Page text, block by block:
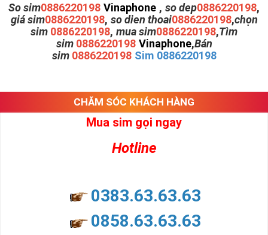
So sim0886220198 Vinaphone , so dep0886220198,
giá sim0886220198, so dien thoai0886220198,chọn
sim 0886220198, mua sim0886220198,Tìm
sim 0886220198 Vinaphone,Bán
sim 0886220198 Sim 0886220198
CHĂM SÓC KHÁCH HÀNG
Mua sim gọi ngay
Hotline
0383.63.63.63
0858.63.63.63